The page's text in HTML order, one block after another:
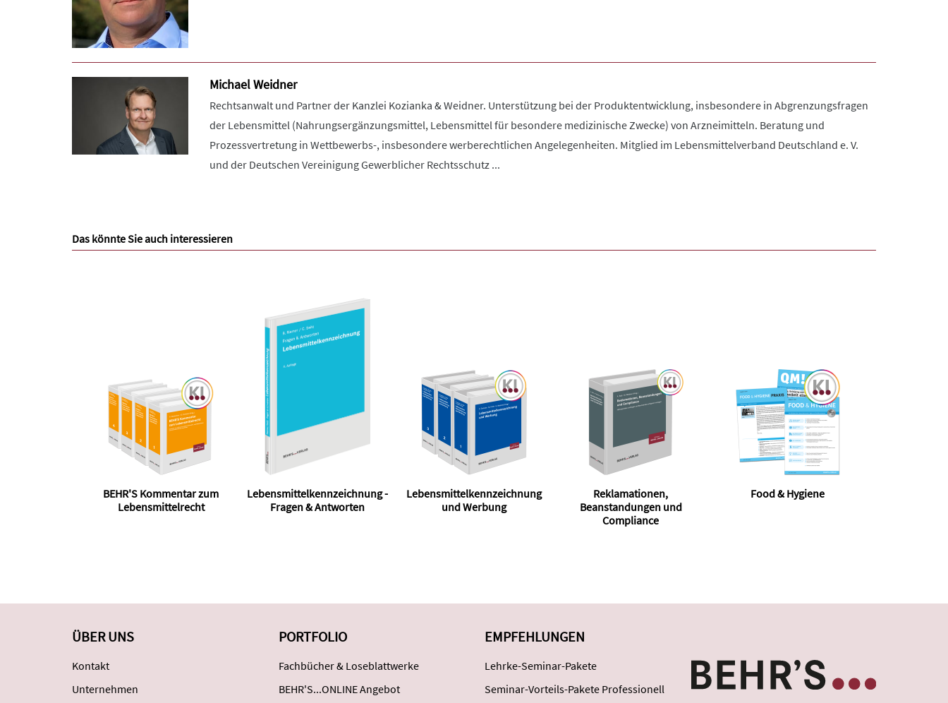
Michael Weidner
Rechtsanwalt und Partner der Kanzlei Kozianka & Weidner. Unterstützung bei der Produktentwicklung, insbesondere in Abgrenzungsfragen
der Lebensmittel (Nahrungsergänzungsmittel, Lebensmittel für besondere medizinische Zwecke) von Arzneimitteln. Beratung und
Prozessvertretung in Wettbewerbs-, insbesondere werberechtlichen Angelegenheiten. Mitglied im Lebensmittelverband Deutschland e. V.
und der Deutschen Vereinigung Gewerblicher Rechtsschutz ...
Das könnte Sie auch interessieren
BEHR'S Kommentar zum
Lebensmittelrecht
Lebensmittelkennzeichnung -
Fragen & Antworten
Lebensmittelkennzeichnung
und Werbung
Reklamationen,
Beanstandungen und
Compliance
Food & Hygiene
ÜBER UNS
Kontakt
Unternehmen
PORTFOLIO
Fachbücher & Loseblattwerke
BEHR'S...ONLINE Angebot
EMPFEHLUNGEN
Lehrke-Seminar-Pakete
Seminar-Vorteils-Pakete Professionell